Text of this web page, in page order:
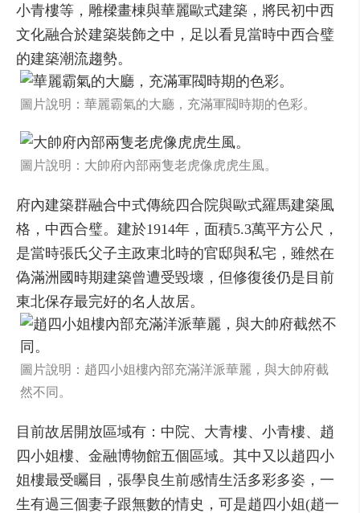
小青樓等，雕樑畫棟與華麗歐式建築，將民初中西
文化融合於建築裝飾之中，足以看見當時中西合璧
的建築潮流趨勢。
圖片說明：華麗霸氣的大廳，充滿軍閥時期的色彩。
圖片說明：大帥府內部兩隻老虎像虎虎生風。
府內建築群融合中式傳統四合院與歐式羅馬建築風
格，中西合璧。建於1914年，面積5.3萬平方公尺，
是當時張氏父子主政東北時的官邸與私宅，雖然在
偽滿洲國時期建築曾遭受毀壞，但修復後仍是目前
東北保存最完好的名人故居。
圖片說明：趙四小姐樓內部充滿洋派華麗，與大帥府截
然不同。
目前故居開放區域有：中院、大青樓、小青樓、趙
四小姐樓、金融博物館五個區域。其中又以趙四小
姐樓最受矚目，張學良生前感情生活多彩多姿，一
生有過三個妻子跟無數的情史，可是趙四小姐(趙一